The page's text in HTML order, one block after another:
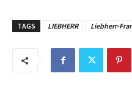
TAGS LIEBHERR Liebherr-